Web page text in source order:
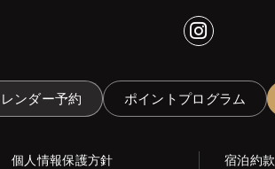
ンダー予約 ポイントプログラム
個人情報保護方針 宿泊約款